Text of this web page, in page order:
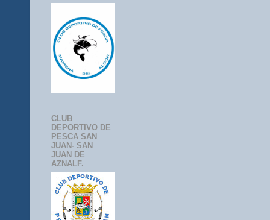
CLUB
DEPORTIVO DE
PESCA SAN
JUAN- SAN
JUAN DE
AZNALF.